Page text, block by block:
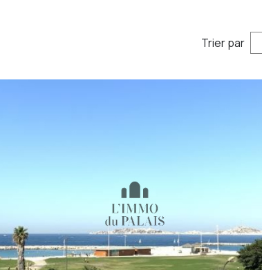
Trier par